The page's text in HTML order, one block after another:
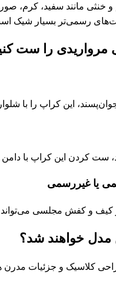
خنثی مانند سفید، کرم،
رسمی‌تر بسیار شیک
مرواریدی را ست
این کراپ را با
ست کردن این کراپ با دامن
یا غیررسمی
و کفش مجلسی می‌تواند
مدل خواهند شد؟
طراحی کلاسیک و جزئیات